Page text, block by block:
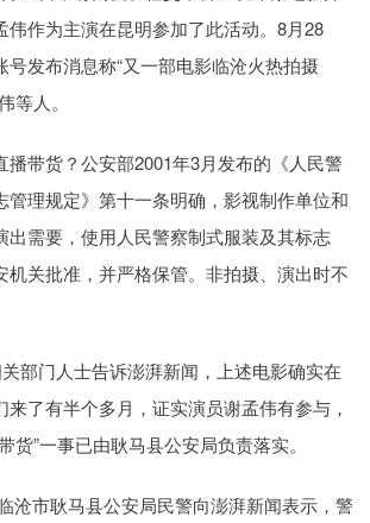
伟作为主演在昆明参加了此活动。8月28
号发布消息称“又一部电影临沧火热拍摄
等人。
播带货？公安部2001年3月发布的《人民警
管理规定》第十一条明确，影视制作单位和
出需要，使用人民警察制式服装及其标志
机关批准，并严格保管。非拍摄、演出时不
部门人士告诉澎湃新闻，上述电影确实在
来了有半个多月，证实演员谢孟伟有参与，
货”一事已由耿马县公安局负责落实。
沧市耿马县公安局民警向澎湃新闻表示，警